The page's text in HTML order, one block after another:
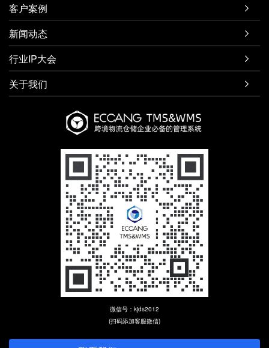
客户案例 
新闻动态 
行业IP大会 
关于我们 
微信号：kjds2012
(扫码添加客服微信)